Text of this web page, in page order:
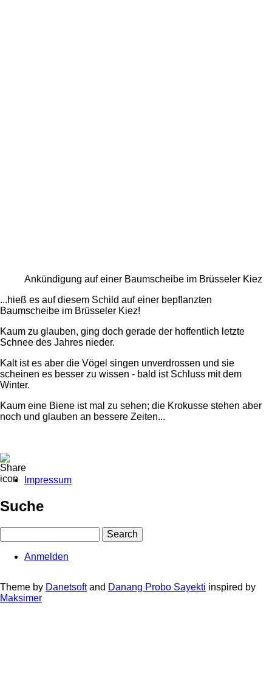
Ankündigung auf einer Baumscheibe im Brüsseler Kiez
...hieß es auf diesem Schild auf einer bepflanzten
Baumscheibe im Brüsseler Kiez!
Kaum zu glauben, ging doch gerade der hoffentlich letzte
Schnee des Jahres nieder.
Kalt ist es aber die Vögel singen unverdrossen und sie
scheinen es besser zu wissen - bald ist Schluss mit dem
Winter.
Kaum eine Biene ist mal zu sehen; die Krokusse stehen aber
noch und glauben an bessere Zeiten...
Impressum
Suche
account
menu
Anmelden
Theme by Danetsoftand Danang Probo Sayekti inspired by
Maksimer